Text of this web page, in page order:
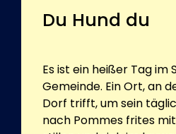
Du Hund du
Es ist ein heißer Tag im
Gemeinde. Ein Ort, an
Dorf trifft, um sein
nach Pommes frites